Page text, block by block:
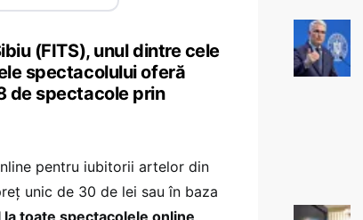
(FITS), unul dintre cele
spectacolului oferă
de spectacole prin
pentru iubitorii artelor din
unic de 30 de lei sau în baza
toate spectacolele online.